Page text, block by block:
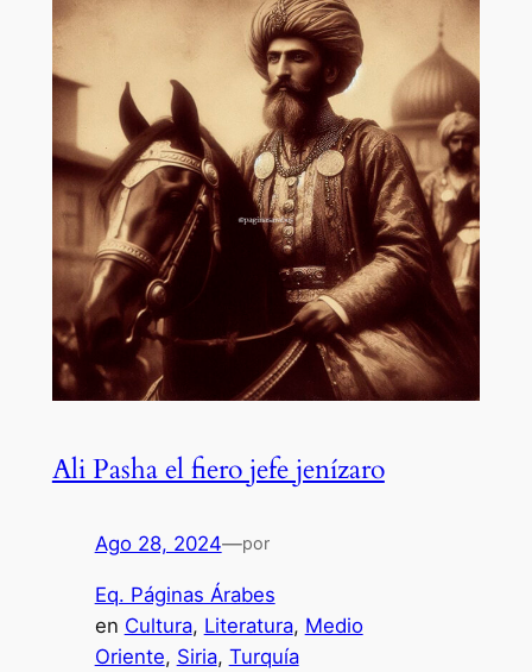
Ali Pasha el fiero jefe jenízaro
Ago 28, 2024—por
Eq. Páginas Árabes
en Cultura, Literatura, Medio
Oriente, Siria, Turquía